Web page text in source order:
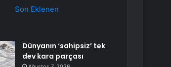
Son Eklenen
Dünyanın ‘sahipsiz’ tek
dev kara parçası